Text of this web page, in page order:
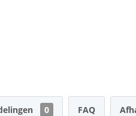
0 FAQ